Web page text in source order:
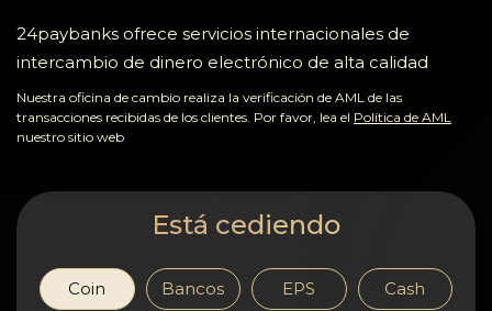
Reseñas
Reglas
AML/CFT
Confidencialidad
Contactos
24paybanks ofrece servicios internacionales de
intercambio de dinero electrónico de alta calidad
Nuestra oficina de cambio realiza la verificación de AML de las
transacciones recibidas de los clientes. Por favor, lea el Política de AML
nuestro sitio web
Está cediendo
Coin Bancos EPS Cash